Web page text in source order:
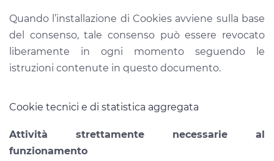
Quando l’installazione di Cookies avviene sulla base
del consenso, tale consenso può essere revocato
liberamente in ogni momento seguendo le
istruzioni contenute in questo documento.
Cookie tecnici e di statistica aggregata
Attività strettamente necessarie al
funzionamento